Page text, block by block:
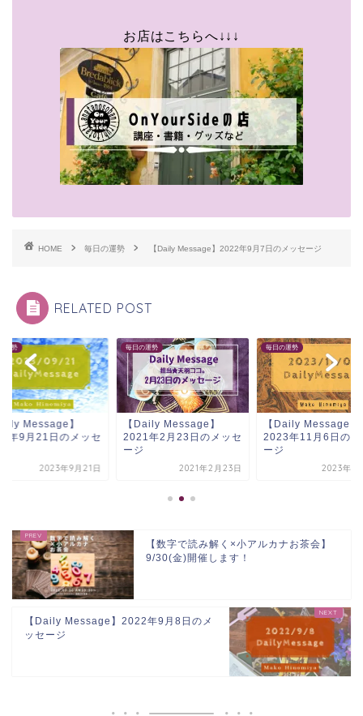
お店はこちらへ↓↓↓
HOME 毎日の運勢 【Daily Message】2022年9月7日のメッセージ
RELATED POST
運勢
Message】
年9月21日のメッセ
2023年9月21日
毎日の運勢
【Daily Message】
2021年2月23日のメッセ
ージ
2021年2月23日
毎日の運勢
【Daily Message】
2023年11月6日のメ
ージ
2023年11
【数字で読み解く×小アルカナお茶会】
9/30(金)開催します！
【Daily Message】2022年9月8日のメ
ッセージ